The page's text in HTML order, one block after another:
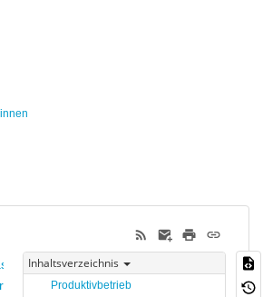
Inhaltsverzeichnis
Produktivbetrieb